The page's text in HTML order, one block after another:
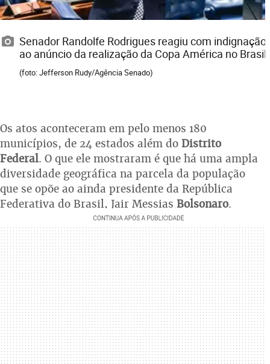
Senador Randolfe Rodrigues reagiu com indignação
ao anúncio da realização da Copa América no Brasil
(foto: Jefferson Rudy/Agência Senado)
Os atos aconteceram em pelo menos 180
municípios, de 24 estados além do Distrito
Federal. O que ele mostraram é que há uma ampla
diversidade geográfica na parcela da população
que se opõe ao ainda presidente da República
Federativa do Brasil, Jair Messias Bolsonaro.